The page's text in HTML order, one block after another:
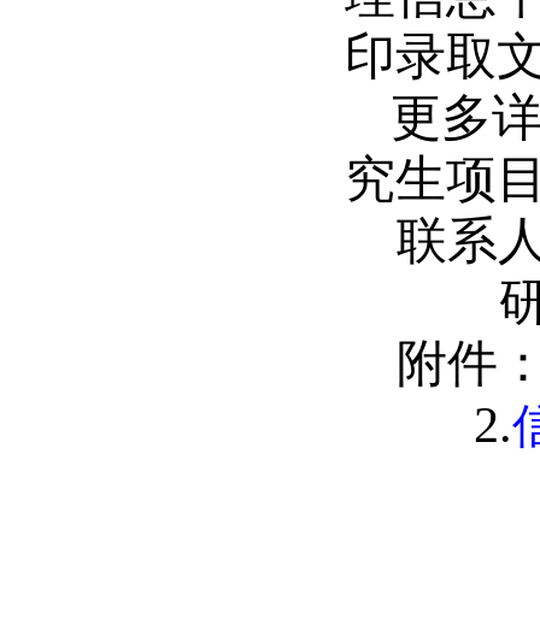
印录取
更多
究生项
联系
附件
2.